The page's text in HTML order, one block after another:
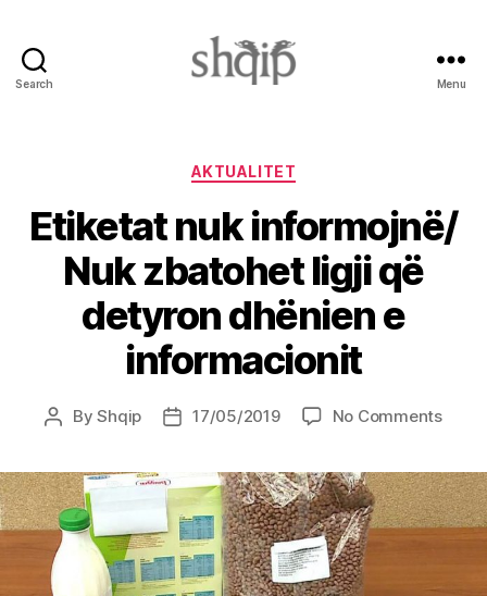
Search Menu
Categories
AKTUALITET
Etiketat nuk informojnë/
Nuk zbatohet ligji që
detyron dhënien e
informacionit
PostByShqip
Post17/05/2019 No Commentson
Nuk